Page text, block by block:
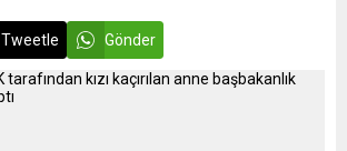
Tweetle Gönder